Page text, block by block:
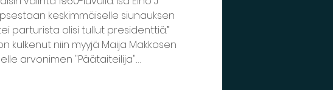
keskimmäiselle siunauksen
parturista olisi tullut presidenttiä.”
kulkenut niin myyjä Maija Makkosen
arvonimen "Päätaiteilija".…